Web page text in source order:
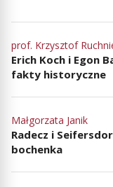
prof. Krzysztof
Erich Koch i Egon
fakty historyczne
Małgorzata Janik
Radecz i
bochenka